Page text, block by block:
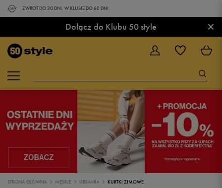
ZWROT DO 30 DNI. W KLUBIE DO 60 DNI.
Dołącz do Klubu 50 style ×
STRONA GŁÓWNA MĘSKIE UBRANIA KURTKI ZIMOWE